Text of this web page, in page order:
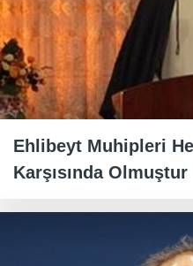
Ehlibeyt Muhipleri
Karşısında Olmuştur